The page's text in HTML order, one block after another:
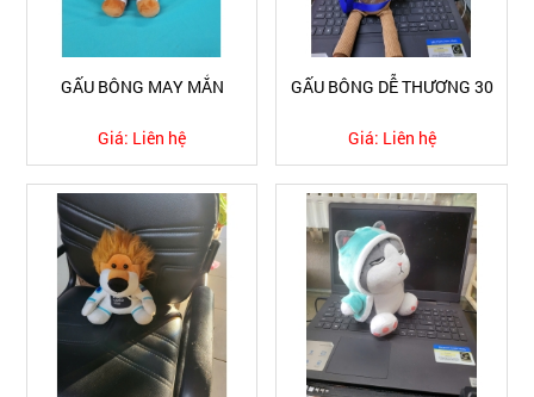
GẤU BÔNG MAY MẮN
Giá: Liên hệ
GẤU BÔNG DỄ THƯƠNG 30
Giá: Liên hệ